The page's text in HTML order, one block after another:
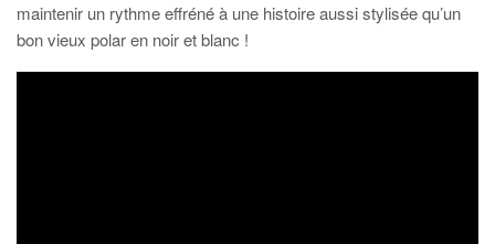
maintenir un rythme effréné à une histoire aussi stylisée qu’un
bon vieux polar en noir et blanc !